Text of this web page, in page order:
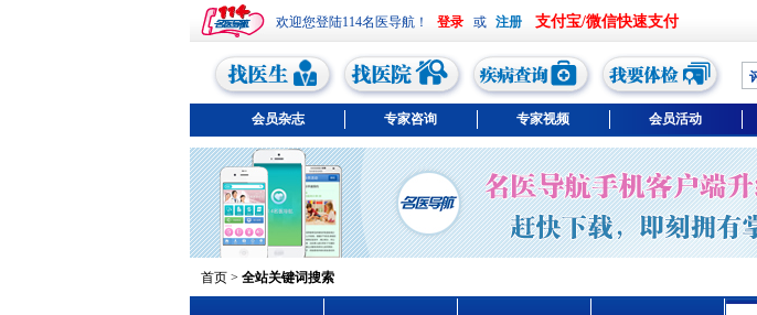
欢迎您登陆114名医导航！ 或 支付宝/微信快速支付
会员杂志 专家咨询 专家视频 会员活动
首页 > 全站关键词搜索